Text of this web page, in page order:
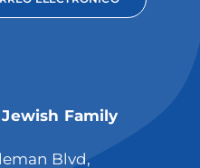
Family
Blvd,